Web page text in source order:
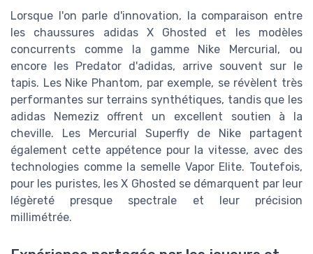
Lorsque l'on parle d'innovation, la comparaison entre
les chaussures adidas X Ghosted et les modèles
concurrents comme la gamme Nike Mercurial, ou
encore les Predator d'adidas, arrive souvent sur le
tapis. Les Nike Phantom, par exemple, se révèlent très
performantes sur terrains synthétiques, tandis que les
adidas Nemeziz offrent un excellent soutien à la
cheville. Les Mercurial Superfly de Nike partagent
également cette appétence pour la vitesse, avec des
technologies comme la semelle Vapor Elite. Toutefois,
pour les puristes, les X Ghosted se démarquent par leur
légèreté presque spectrale et leur précision
millimétrée.